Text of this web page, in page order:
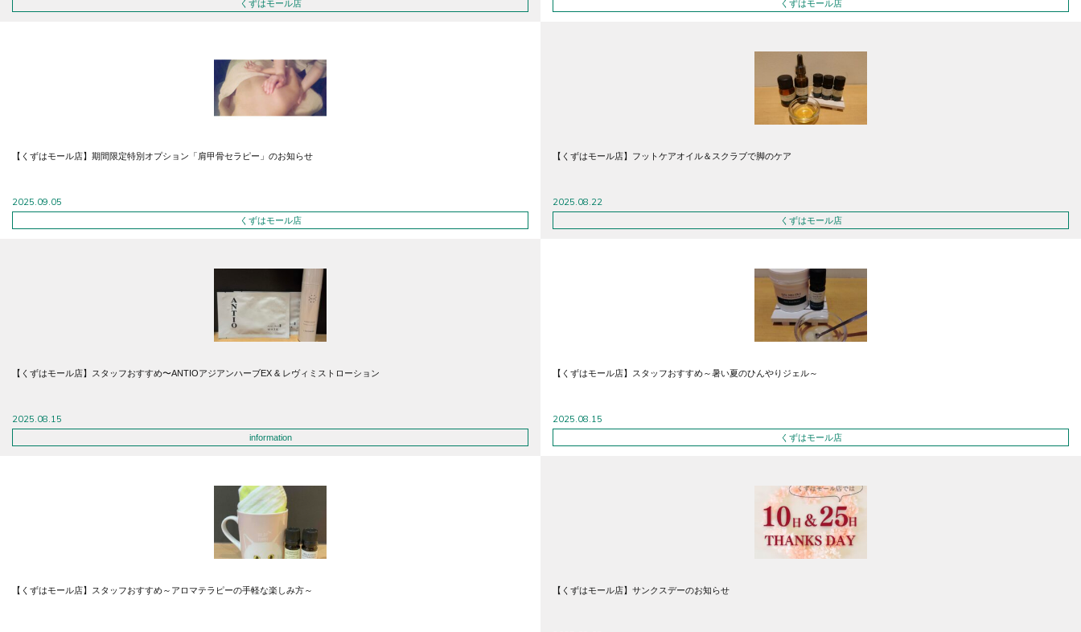
くずはモール店 くずはモール店
【くずはモール店】期間限定特別オプション「肩甲骨セラピー」のお知らせ
2025.09.05
くずはモール店
【くずはモール店】フットケアオイル＆スクラブで脚のケア
2025.08.22
くずはモール店
【くずはモール店】スタッフおすすめ〜ANTIOアジアンハーブEX & レヴィミストローション
2025.08.15
information
【くずはモール店】スタッフおすすめ～暑い夏のひんやりジェル～
2025.08.15
くずはモール店
【くずはモール店】スタッフおすすめ～アロマテラピーの手軽な楽しみ方～ 【くずはモール店】サンクスデーのお知らせ